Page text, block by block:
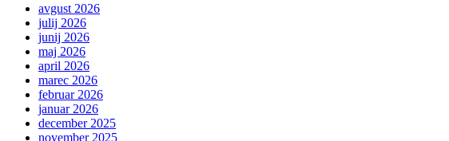
avgust 2026
julij 2026
junij 2026
maj 2026
april 2026
marec 2026
februar 2026
januar 2026
december 2025
november 2025